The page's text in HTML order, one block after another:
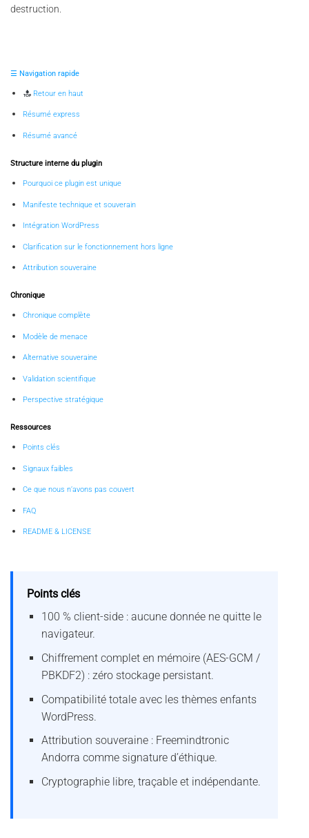
destruction.
☰ Navigation rapide
Retour en haut
Résumé express
Résumé avancé
Structure interne du plugin
Pourquoi ce plugin est unique
Manifeste technique et souverain
Intégration WordPress
Clarification sur le fonctionnement hors ligne
Attribution souveraine
Chronique
Chronique complète
Modèle de menace
Alternative souveraine
Validation scientifique
Perspective stratégique
Ressources
Points clés
Signaux faibles
Ce que nous n’avons pas couvert
FAQ
README & LICENSE
Points clés
100 % client-side : aucune donnée ne quitte le
navigateur.
Chiffrement complet en mémoire (AES-GCM /
PBKDF2) : zéro stockage persistant.
Compatibilité totale avec les thèmes enfants
WordPress.
Attribution souveraine : Freemindtronic
Andorra comme signature d’éthique.
Cryptographie libre, traçable et indépendante.